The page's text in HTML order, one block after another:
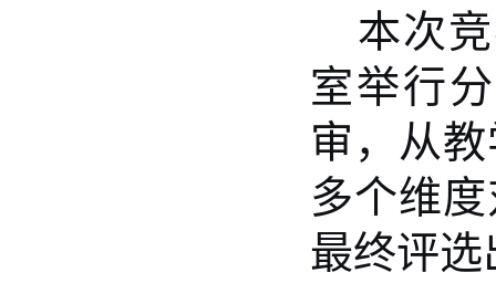
本次
室举行
审，从
多个维
最终评